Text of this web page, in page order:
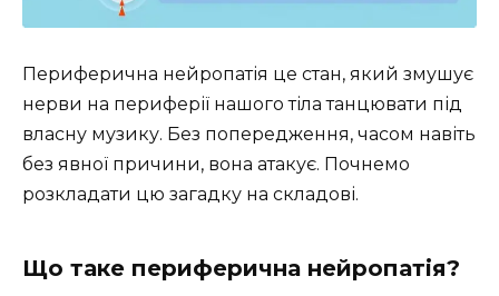
Периферична нейропатія це стан, який змушує
нерви на периферії нашого тіла танцювати під
власну музику. Без попередження, часом навіть
без явної причини, вона атакує. Почнемо
розкладати цю загадку на складові.
Що таке периферична нейропатія?